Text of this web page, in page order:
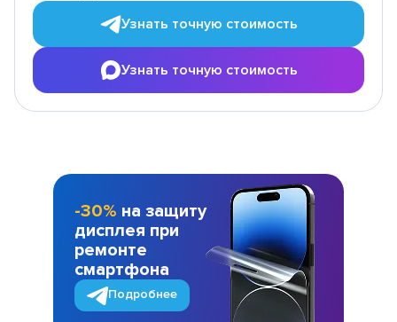
Узнать точную стоимость
Узнать точную стоимость
-30% на защиту
дисплея при
ремонте
смартфона
Подробнее